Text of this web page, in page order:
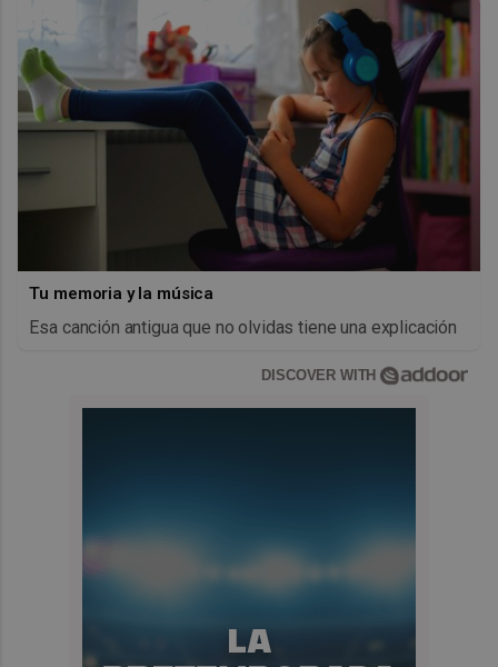
Tu memoria y la música
Esa canción antigua que no olvidas tiene una explicación
DISCOVER WITH